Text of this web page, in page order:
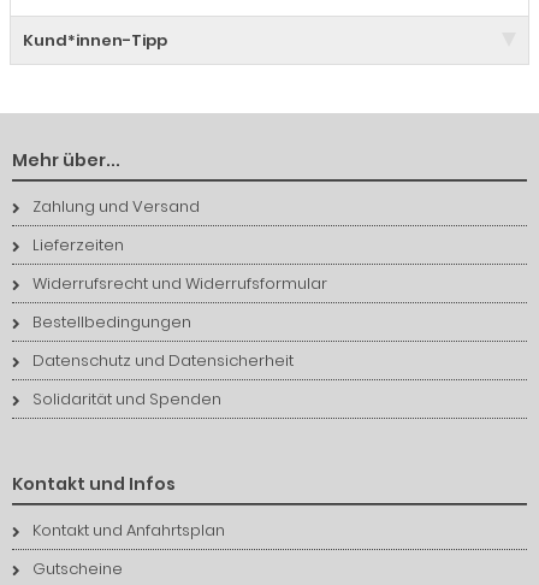
Kund*innen-Tipp
Mehr über...
Zahlung und Versand
Lieferzeiten
Widerrufsrecht und Widerrufsformular
Bestellbedingungen
Datenschutz und Datensicherheit
Solidarität und Spenden
Kontakt und Infos
Kontakt und Anfahrtsplan
Gutscheine